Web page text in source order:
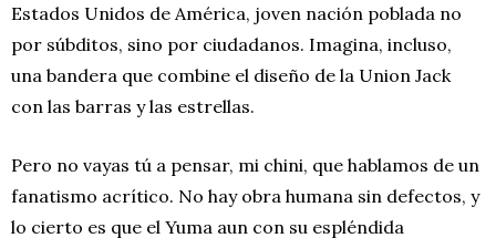
Estados Unidos de América, joven nación poblada no
por súbditos, sino por ciudadanos. Imagina, incluso,
una bandera que combine el diseño de la Union Jack
con las barras y las estrellas.
Pero no vayas tú a pensar, mi chini, que hablamos de un
fanatismo acrítico. No hay obra humana sin defectos, y
lo cierto es que el Yuma aun con su espléndida